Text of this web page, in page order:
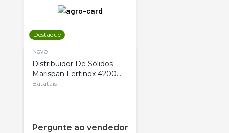
Destaque
Novo
Distribuidor De Sólidos
Marispan Fertinox 4200
Citrus
Batatais
Pergunte ao vendedor